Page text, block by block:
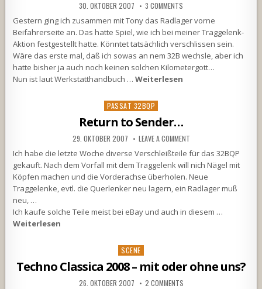
30. OKTOBER 2007 3 COMMENTS
Gestern ging ich zusammen mit Tony das Radlager vorne
Beifahrerseite an. Das hatte Spiel, wie ich bei meiner Traggelenk-
Aktion festgestellt hatte. Könntet tatsächlich verschlissen sein.
Wäre das erste mal, daß ich sowas an nem 32B wechsle, aber ich
hatte bisher ja auch noch keinen solchen Kilometergott…
Nun ist laut Werkstatthandbuch …Weiterlesen
Posted
PASSAT 32BQP
Return to Sender…
29. OKTOBER 2007 LEAVE A COMMENT
Ich habe die letzte Woche diverse Verschleißteile für das 32BQP
gekauft. Nach dem Vorfall mit dem Traggelenk will nich Nägel mit
Köpfen machen und die Vorderachse überholen. Neue
Traggelenke, evtl. die Querlenker neu lagern, ein Radlager muß
neu, …
Ich kaufe solche Teile meist bei eBay und auch in diesem …
Weiterlesen
Posted
in
SCENE
Techno Classica 2008 – mit oder ohne uns?
26. OKTOBER 2007 2 COMMENTS